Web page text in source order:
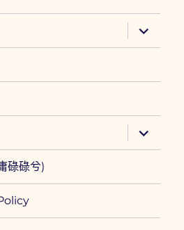
展
開
子
展
開
子
碌碌兮)